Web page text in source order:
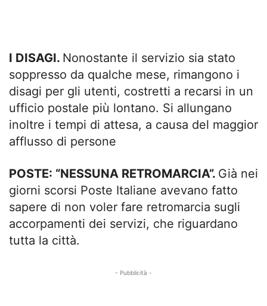
I DISAGI. Nonostante il servizio sia stato
soppresso da qualche mese, rimangono i
disagi per gli utenti, costretti a recarsi in un
ufficio postale più lontano. Si allungano
inoltre i tempi di attesa, a causa del maggior
afflusso di persone
POSTE: “NESSUNA RETROMARCIA”. Già nei
giorni scorsi Poste Italiane avevano fatto
sapere di non voler fare retromarcia sugli
accorpamenti dei servizi, che riguardano
tutta la città.
- Pubblicità -